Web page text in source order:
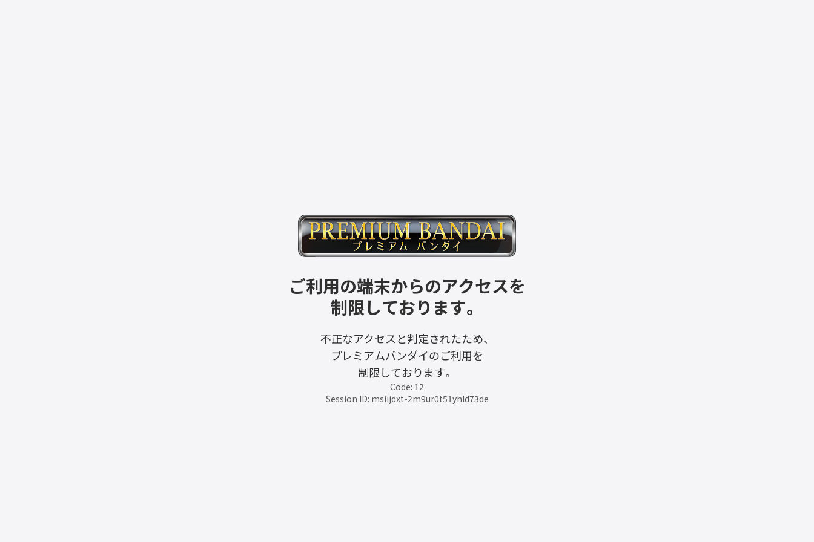
ご利用の端末からのアクセスを
制限しております。
不正なアクセスと判定されたため、
プレミアムバンダイのご利用を
制限しております。
Code: 12
Session ID: msiijdxt-2m9ur0t51yhld73de